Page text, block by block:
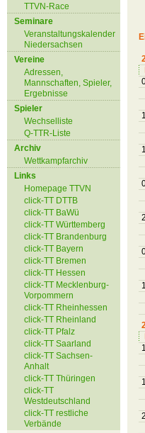
TTVN-Race
Seminare
Veranstaltungskalender
Niedersachsen
Vereine
Adressen,
Mannschaften, Spieler,
Ergebnisse
Spieler
Wechselliste
Q-TTR-Liste
Archiv
Wettkampfarchiv
Links
Homepage TTVN
click-TT DTTB
click-TT BaWü
click-TT Württemberg
click-TT Brandenburg
click-TT Bayern
click-TT Bremen
click-TT Hessen
click-TT Mecklenburg-
Vorpommern
click-TT Rheinhessen
click-TT Rheinland
click-TT Pfalz
click-TT Saarland
click-TT Sachsen-
Anhalt
click-TT Thüringen
click-TT
Westdeutschland
click-TT restliche
Verbände